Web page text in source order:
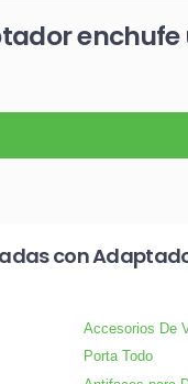
con
Accesorios De
Porta Todo